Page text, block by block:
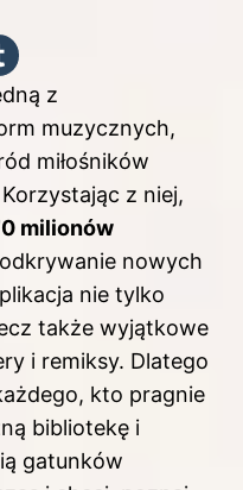
z
muzycznych,
miłośników
z niej,
milionów
nowych
nie tylko
także wyjątkowe
i remiksy. Dlatego
kto pragnie
bibliotekę i
gatunków